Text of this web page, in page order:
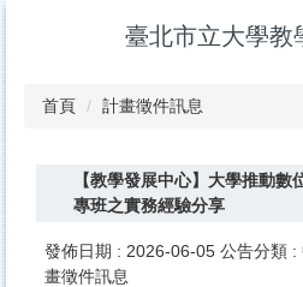
臺北市立大學教
首頁 計畫徵件訊息
【教學發展中心】大學推動數
專班之實務經驗分享
發佈日期 : 2026-06-05 公告分類 :
畫徵件訊息